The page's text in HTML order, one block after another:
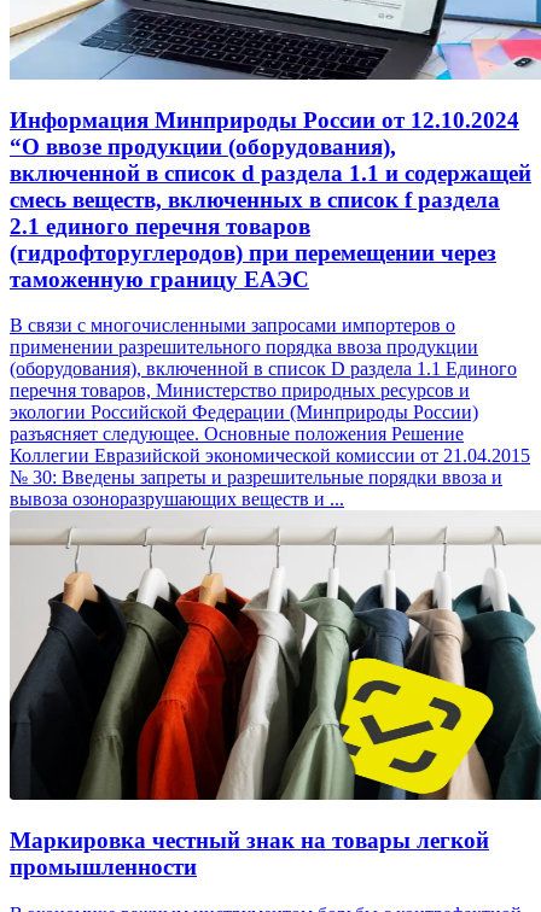
Информация Минприроды России от 12.10.2024
“О ввозе продукции (оборудования),
включенной в список d раздела 1.1 и содержащей
смесь веществ, включенных в список f раздела
2.1 единого перечня товаров
(гидрофторуглеродов) при перемещении через
таможенную границу ЕАЭС
В связи с многочисленными запросами импортеров о
применении разрешительного порядка ввоза продукции
(оборудования), включенной в список D раздела 1.1 Единого
перечня товаров, Министерство природных ресурсов и
экологии Российской Федерации (Минприроды России)
разъясняет следующее. Основные положения Решение
Коллегии Евразийской экономической комиссии от 21.04.2015
№ 30: Введены запреты и разрешительные порядки ввоза и
вывоза озоноразрушающих веществ и ...
Маркировка честный знак на товары легкой
промышленности